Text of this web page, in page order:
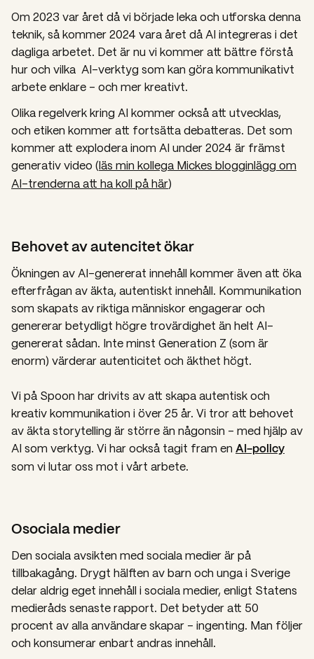
Om 2023 var året då vi började leka och utforska denna
teknik, så kommer 2024 vara året då AI integreras i det
dagliga arbetet. Det är nu vi kommer att bättre förstå
hur och vilka AI-verktyg som kan göra kommunikativt
arbete enklare – och mer kreativt.
Olika regelverk kring AI kommer också att utvecklas,
och etiken kommer att fortsätta debatteras. Det som
kommer att explodera inom AI under 2024 är främst
generativ video (läs min kollega Mickes blogginlägg om
AI-trenderna att ha koll på här)
Behovet av autencitet ökar
Ökningen av AI-genererat innehåll kommer även att öka
efterfrågan av äkta, autentiskt innehåll. Kommunikation
som skapats av riktiga människor engagerar och
genererar betydligt högre trovärdighet än helt AI-
genererat sådan. Inte minst Generation Z (som är
enorm) värderar autenticitet och äkthet högt.
Vi på Spoon har drivits av att skapa autentisk och
kreativ kommunikation i över 25 år. Vi tror att behovet
av äkta storytelling är större än någonsin – med hjälp av
AI som verktyg. Vi har också tagit fram en AI-policy
som vi lutar oss mot i vårt arbete.
Osociala medier
Den sociala avsikten med sociala medier är på
tillbakagång. Drygt hälften av barn och unga i Sverige
delar aldrig eget innehåll i sociala medier, enligt Statens
medieråds senaste rapport. Det betyder att 50
procent av alla användare skapar – ingenting. Man följer
och konsumerar enbart andras innehåll.